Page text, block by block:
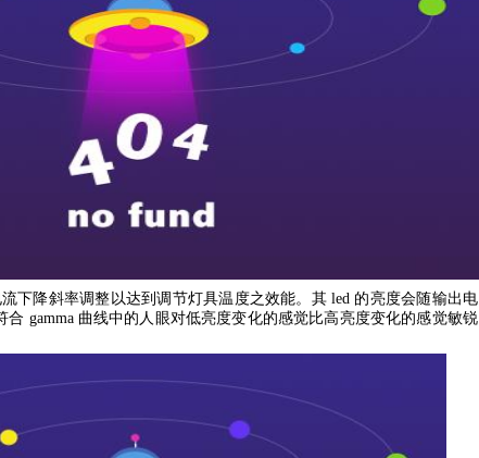
下降斜率调整以达到调节灯具温度之效能。其 led 的亮度会随输出电
gamma 曲线中的人眼对低亮度变化的感觉比高亮度变化的感觉敏锐